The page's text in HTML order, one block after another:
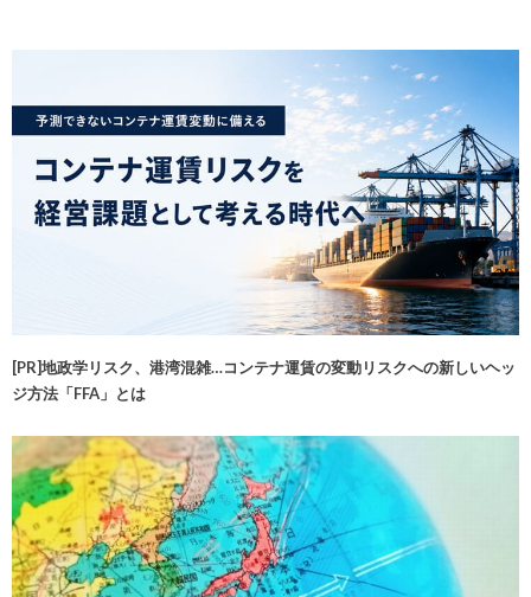
[PR]地政学リスク、港湾混雑…コンテナ運賃の変動リスクへの新しいヘッ
ジ方法「FFA」とは